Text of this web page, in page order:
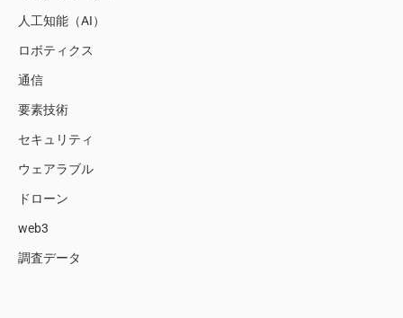
人工知能（AI）
ロボティクス
通信
要素技術
セキュリティ
ウェアラブル
ドローン
web3
調査データ